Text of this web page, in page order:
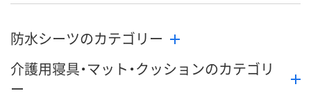
防水シーツのカテゴリー
介護用寝具・マット・クッションのカテゴリ
ー